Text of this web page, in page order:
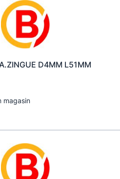
D4MM L51MM
magasin